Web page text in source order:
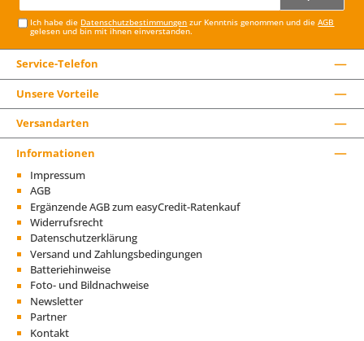
Ich habe die Datenschutzbestimmungen zur Kenntnis genommen und dieAGB
gelesen und bin mit ihnen einverstanden.
Service-Telefon
Unsere Vorteile
Versandarten
Informationen
Impressum
AGB
Ergänzende AGB zum easyCredit-Ratenkauf
Widerrufsrecht
Datenschutzerklärung
Versand und Zahlungsbedingungen
Batteriehinweise
Foto- und Bildnachweise
Newsletter
Partner
Kontakt